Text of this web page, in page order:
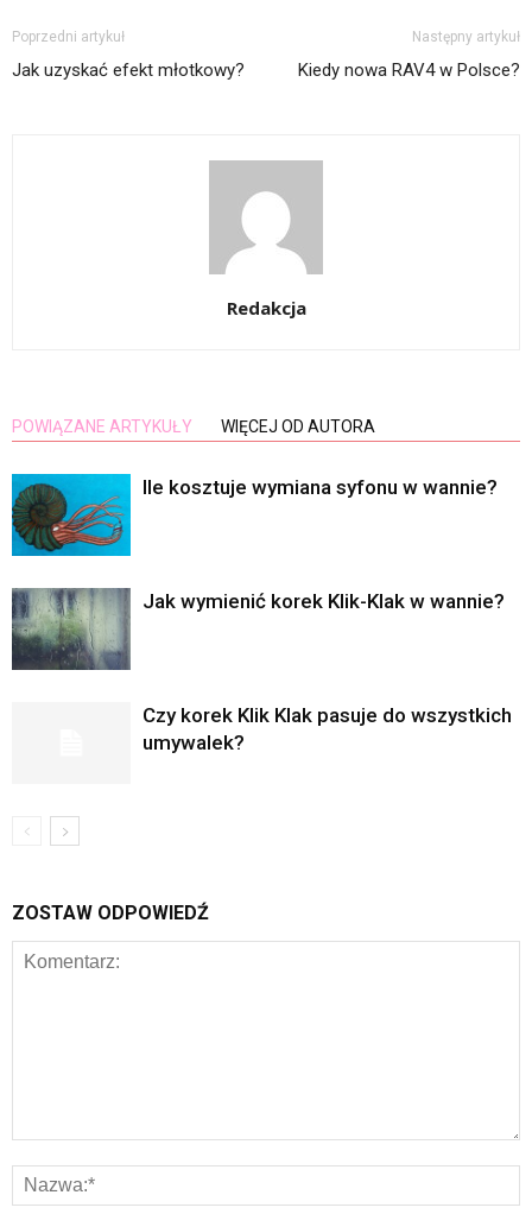
Poprzedni artykuł
Jak uzyskać efekt młotkowy?
Następny artykuł
Kiedy nowa RAV4 w Polsce?
Redakcja
POWIĄZANE ARTYKUŁY WIĘCEJ OD AUTORA
Ile kosztuje wymiana syfonu w wannie?
Jak wymienić korek Klik-Klak w wannie?
Czy korek Klik Klak pasuje do wszystkich
umywalek?
ZOSTAW ODPOWIEDŹ